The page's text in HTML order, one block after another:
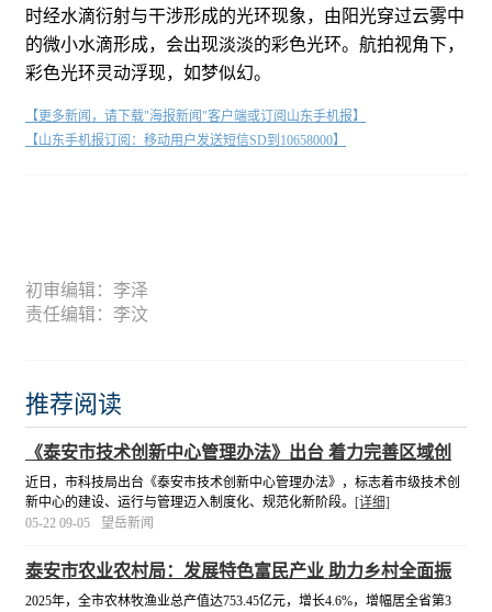
时经水滴衍射与干涉形成的光环现象，由阳光穿过云雾中
的微小水滴形成，会出现淡淡的彩色光环。航拍视角下，
彩色光环灵动浮现，如梦似幻。
【更多新闻，请下载"海报新闻"客户端或订阅山东手机报】
【山东手机报订阅：移动用户发送短信SD到10658000】
初审编辑：李泽
责任编辑：李汶
推荐阅读
《泰安市技术创新中心管理办法》出台 着力完善区域创
新体系
近日，市科技局出台《泰安市技术创新中心管理办法》，标志着市级技术创
新中心的建设、运行与管理迈入制度化、规范化新阶段。 [详细]
05-22 09-05
望岳新闻
泰安市农业农村局：发展特色富民产业 助力乡村全面振
兴
2025年，全市农林牧渔业总产值达753.45亿元，增长4.6%，增幅居全省第3